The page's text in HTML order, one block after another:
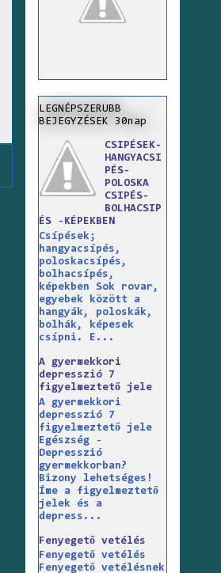
LEGNÉPSZERUBB
BEJEGYZÉSEK 30nap
CSIPÉSEK-
HANGYACSI
PÉS-
POLOSKA
CSIPÉS-
BOLHACSIP
ÉS -KÉPEKBEN
Csípések;
hangyacsípés,
poloskacsípés,
bolhacsípés,
képekben Sok rovar,
egyebek között a
hangyák, poloskák,
bolhák, képesek
csípni. E...
A gyermekkori
depresszió 7
figyelmeztető jele
A gyermekkori
depresszió 7
figyelmeztető jele
Egészség -
Depresszió
gyermekkorban?
Bizony lehetséges!
Íme a figyelmeztető
jelek és a
depress...
Fenyegető vetélés
Fenyegető vetélés
Fenyegető vetélésnek